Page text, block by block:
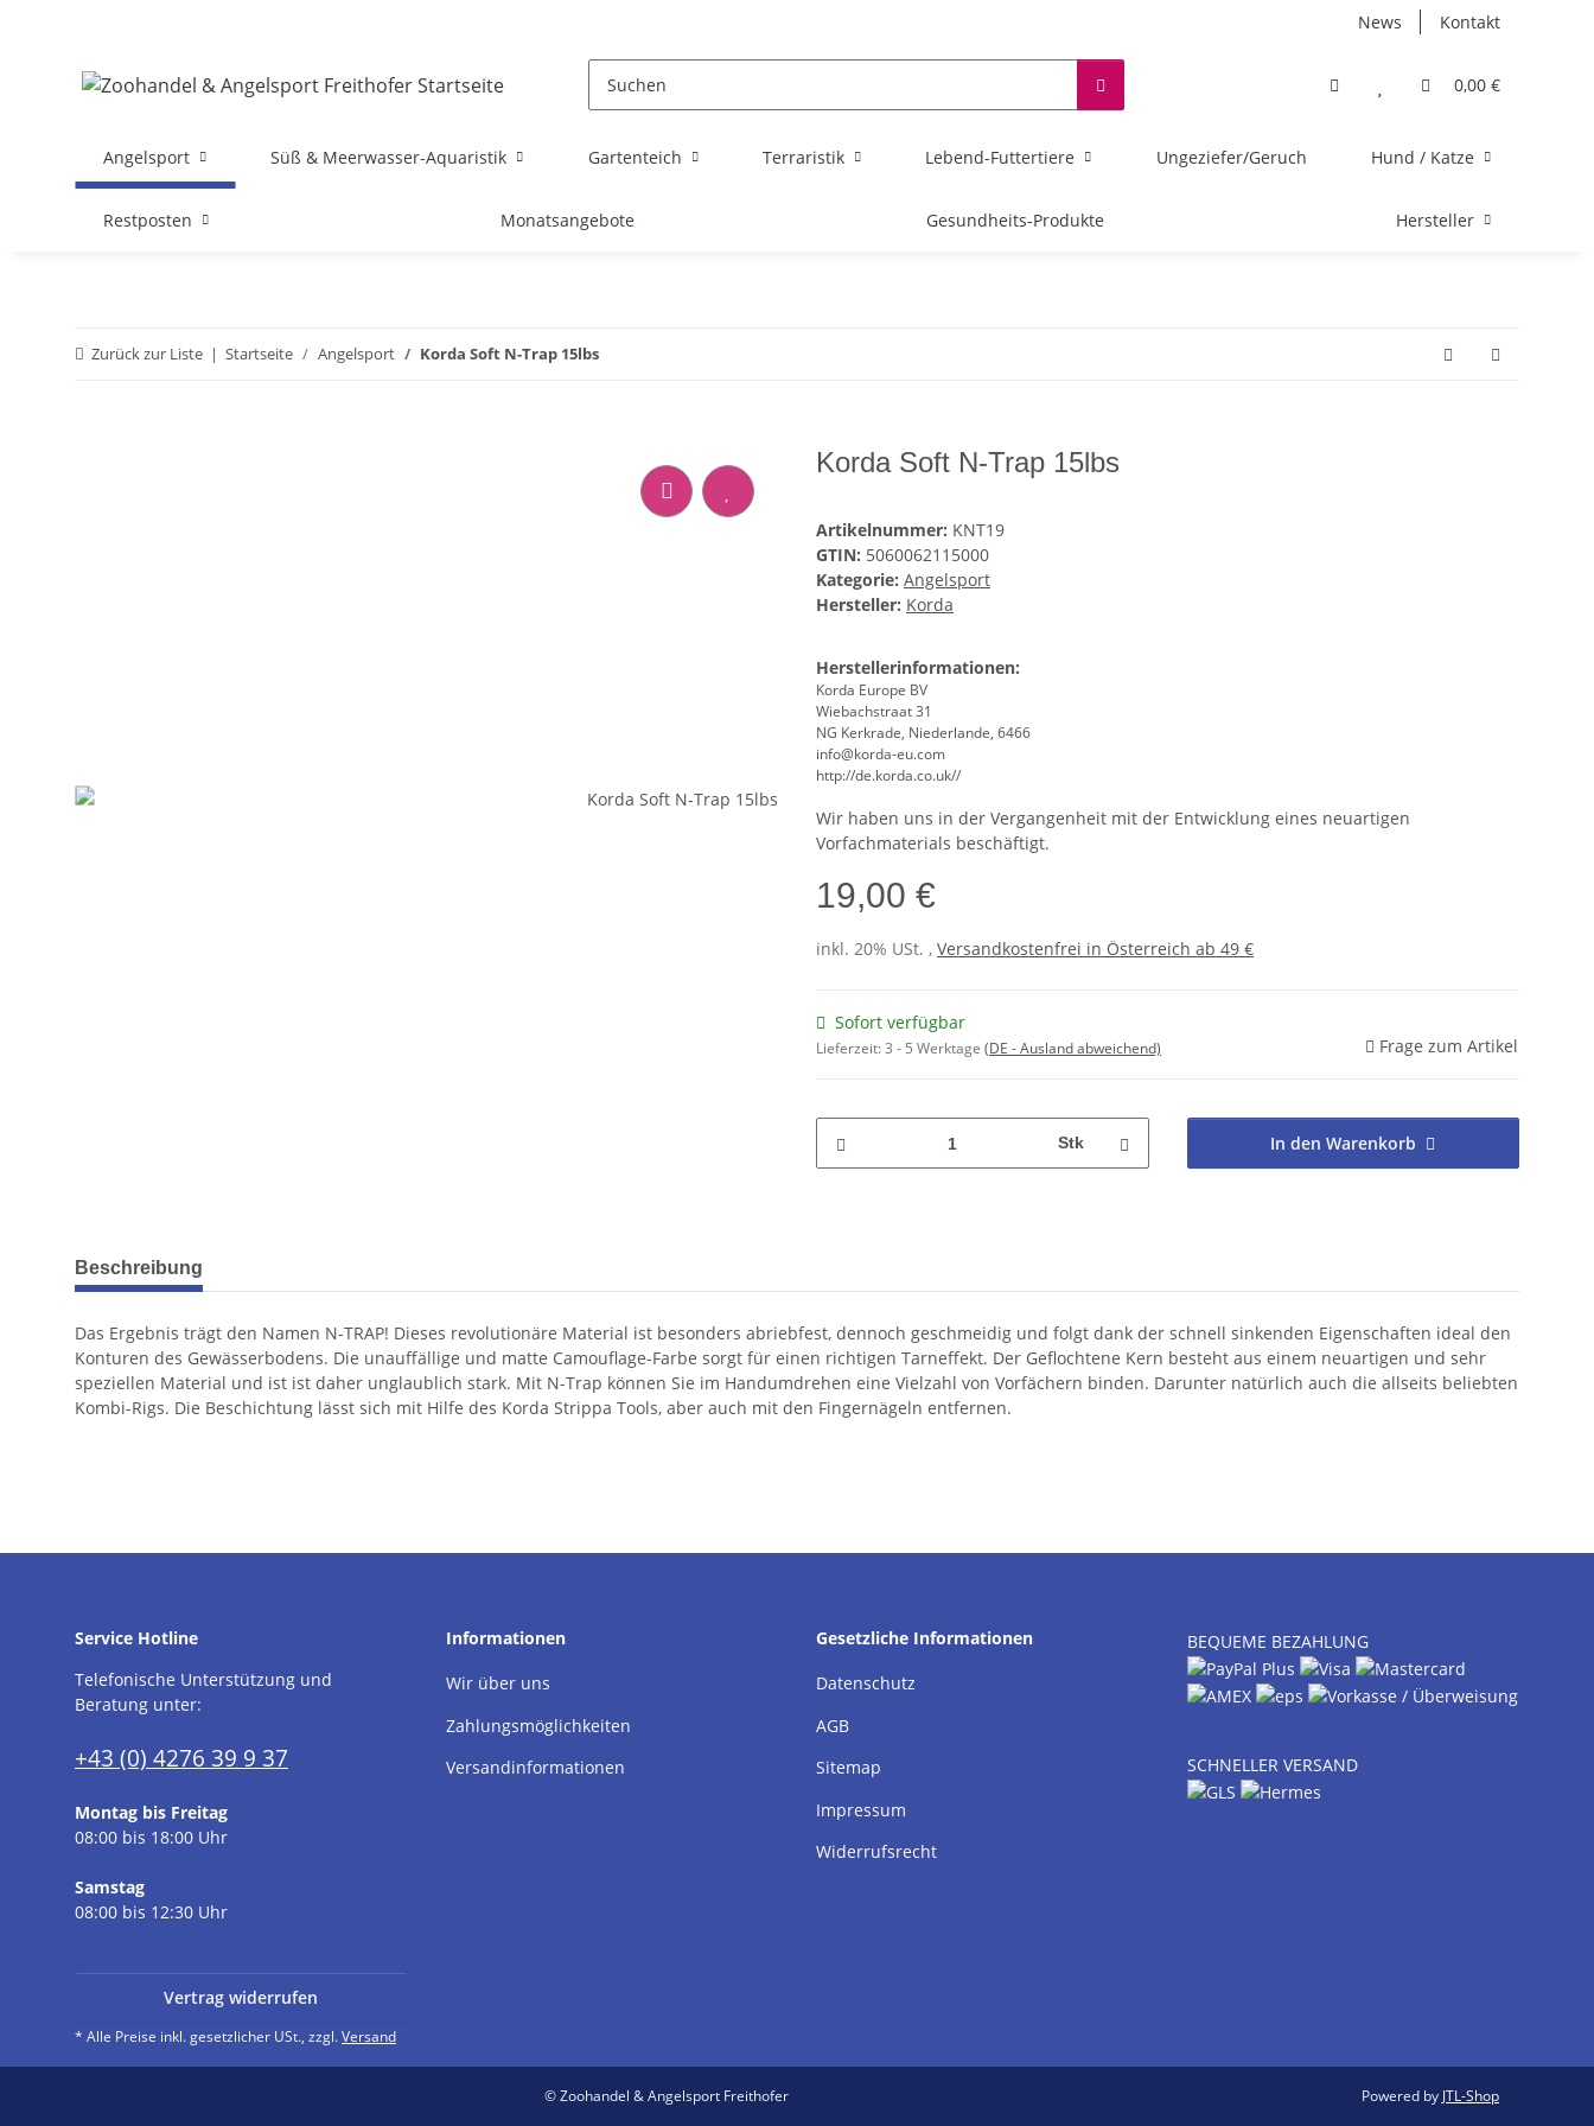
News Kontakt
0,00 €
Angelsport Süß & Meerwasser-Aquaristik Gartenteich Terraristik Lebend-Futtertiere Ungeziefer/Geruch Hund / Katze
Restposten Monatsangebote Gesundheits-Produkte Hersteller
Zurück zur Liste Startseite Angelsport Korda Soft N-Trap 15lbs
Korda Soft N-Trap 15lbs
Artikelnummer: KNT19
GTIN: 5060062115000
Kategorie: Angelsport
Hersteller: Korda
Herstellerinformationen:
Korda Europe BV
Wiebachstraat 31
NG Kerkrade, Niederlande, 6466
info@korda-eu.com
http://de.korda.co.uk//
Wir haben uns in der Vergangenheit mit der Entwicklung eines neuartigen
Vorfachmaterials beschäftigt.
19,00 €
inkl. 20% USt. , Versandkostenfrei in Österreich ab 49 €
Sofort verfügbar
Lieferzeit:3 - 5 Werktage (DE - Ausland abweichend) Frage zum Artikel
Stk In den Warenkorb
weitere Registerkarten anzeigen
Beschreibung
Das Ergebnis trägt den Namen N-TRAP! Dieses revolutionäre Material ist besonders abriebfest, dennoch geschmeidig und folgt dank der schnell sinkenden Eigenschaften ideal den
Konturen des Gewässerbodens. Die unauffällige und matte Camouflage-Farbe sorgt für einen richtigen Tarneffekt. Der Geflochtene Kern besteht aus einem neuartigen und sehr
speziellen Material und ist ist daher unglaublich stark. Mit N-Trap können Sie im Handumdrehen eine Vielzahl von Vorfächern binden. Darunter natürlich auch die allseits beliebten
Kombi-Rigs. Die Beschichtung lässt sich mit Hilfe des Korda Strippa Tools, aber auch mit den Fingernägeln entfernen.
Service Hotline
Telefonische Unterstützung und
Beratung unter:
+43 (0) 4276 39 9 37
Montag bis Freitag
08:00 bis 18:00 Uhr
Samstag
08:00 bis 12:30 Uhr
Informationen
Wir über uns
Zahlungsmöglichkeiten
Versandinformationen
Gesetzliche Informationen
Datenschutz
AGB
Sitemap
Impressum
Widerrufsrecht
BEQUEME BEZAHLUNG
SCHNELLER VERSAND
Vertrag widerrufen
* Alle Preise inkl. gesetzlicher USt., zzgl.Versand
© Zoohandel & Angelsport Freithofer Powered by JTL-Shop